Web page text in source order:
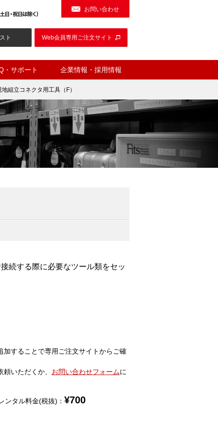
お問い合わせ
ト Web会員専用ご注文サイト
・サポート 企業情報・採用情報
組立コネクタ用工具（F）
続する際に必要なツール類をセッ
加することで専用ご注文サイトからご確
いただくか、 お問い合わせフォームに
ンタル料金(税抜)： ¥700